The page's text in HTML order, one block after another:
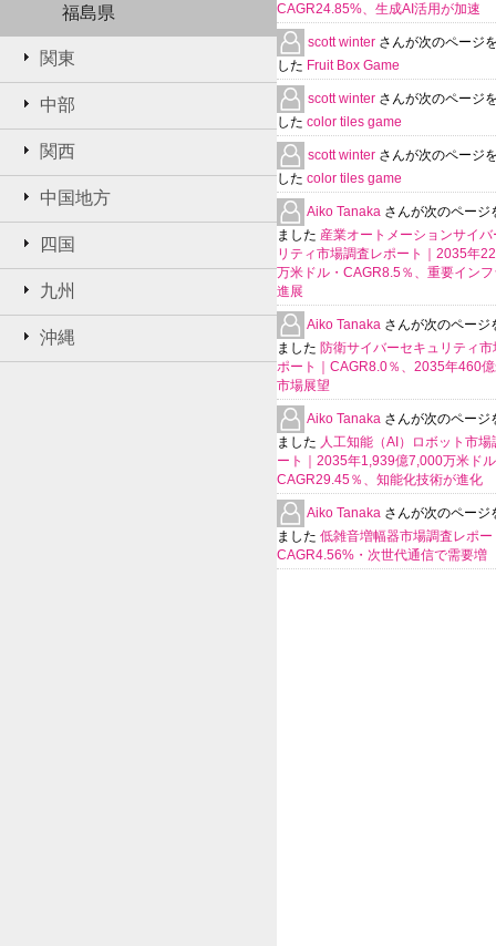
福島県
関東
中部
関西
中国地方
四国
九州
沖縄
CAGR24.85%、生成AI活用が加速
scott winter さんが次のページ
した Fruit Box Game
scott winter さんが次のページ
した color tiles game
scott winter さんが次のページ
した color tiles game
Aiko Tanaka さんが次のページ
ました 産業オートメーションサイ
リティ市場調査レポート｜2035年
万米ドル・CAGR8.5％、重要イン
進展
Aiko Tanaka さんが次のページ
ました 防衛サイバーセキュリティ
ポート｜CAGR8.0％、2035年460
市場展望
Aiko Tanaka さんが次のページ
ました 人工知能（AI）ロボット市場
ート｜2035年1,939億7,000万米ド
CAGR29.45％、知能化技術が進化
Aiko Tanaka さんが次のページ
ました 低雑音増幅器市場調査レポー
CAGR4.56%・次世代通信で需要増